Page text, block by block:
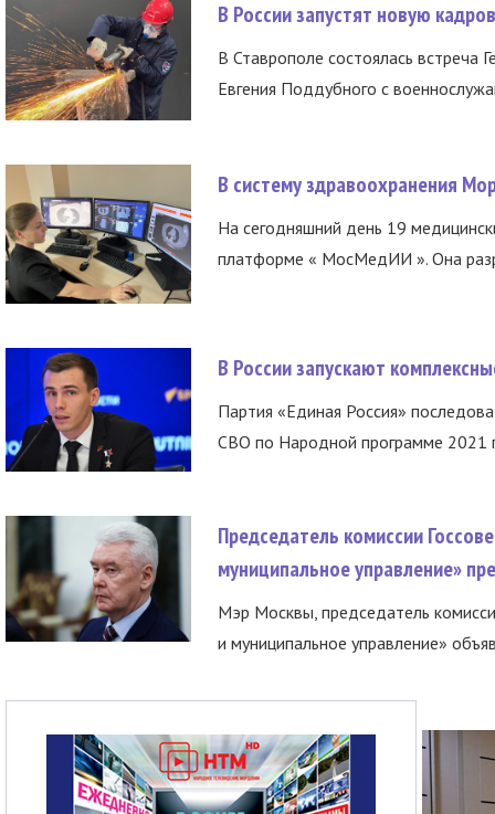
В России запустят новую
В Ставрополе состоялась встреча
Евгения Поддубного с
В систему здравоохранения
На сегодняшний день 19
платформе « МосМедИИ ». Она
В России запускают
Партия «Единая Россия»
СВО по Народной программе 2021
Председатель комиссии
муниципальное управление»
Мэр Москвы, председатель
и муниципальное управление»